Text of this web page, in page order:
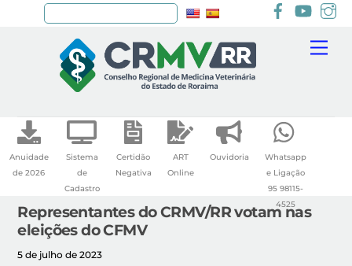
Anuidade
de 2026
Sistema
de
Cadastro
Certidão
Negativa
ART
Online
Ouvidoria
Whatsapp
e Ligação
95 98115-
4525
Representantes do CRMV/RR votam nas
eleições do CFMV
5 de julho de 2023